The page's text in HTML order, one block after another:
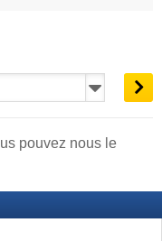
pouvez nous le